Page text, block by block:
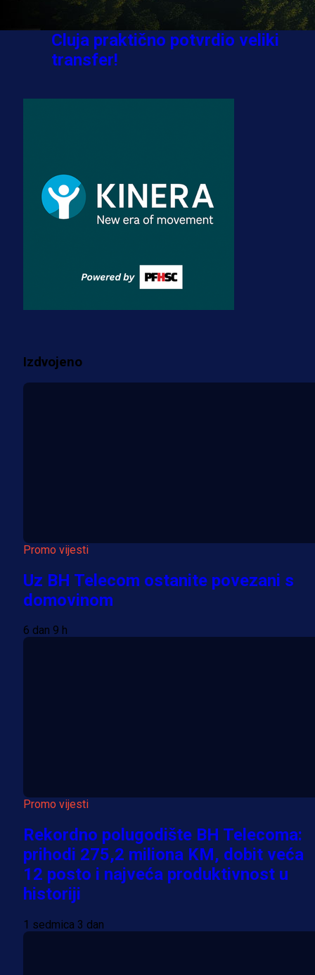
Jovo Lukić ima novi klub: Trener
Cluja praktično potvrdio veliki
transfer!
transfer!?
3 sedmica 4 dan
A Selekcija
Fudbaler Olympiacosa želi obući
Izdvojeno
Promo vijesti
Uz BH Telecom ostanite povezani s
domovinom
6 dan 9 h
Promo vijesti
Rekordno polugodište BH Telecoma:
prihodi 275,2 miliona KM, dobit veća
12 posto i najveća produktivnost u
historiji
1 sedmica 3 dan